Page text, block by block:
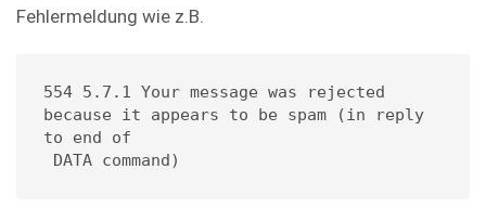
Fehlermeldung wie z.B.
554 5.7.1 Your message was rejected
because it appears to be spam (in reply
to end of
DATA command)